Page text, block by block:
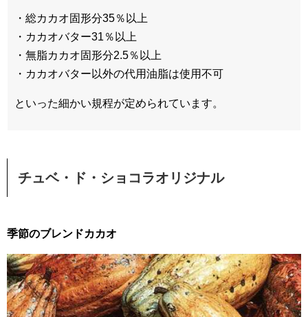
・総カカオ固形分35％以上
・カカオバター31％以上
・無脂カカオ固形分2.5％以上
・カカオバター以外の代用油脂は使用不可
といった細かい規程が定められています。
チュベ・ド・ショコラオリジナル
季節のブレンドカカオ